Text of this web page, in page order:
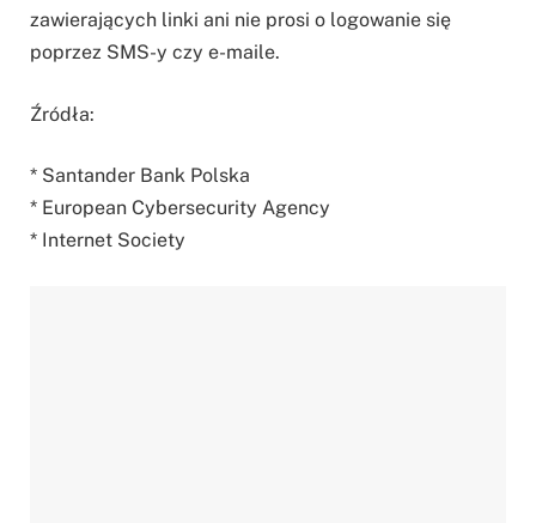
zawierających linki ani nie prosi o logowanie się
poprzez SMS-y czy e-maile.
Źródła:
* Santander Bank Polska
* European Cybersecurity Agency
* Internet Society